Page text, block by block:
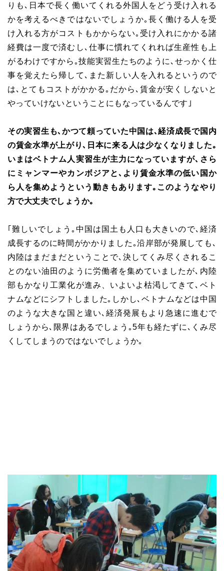
りも､日本で長く働いてくれる外国人をどう受け入れる
かを考えるべきではないでしょうか｡長く働ける人を受
け入れる方がコストもかからない｡受け入れにかかる諸
経費は一度で済むし､仕事に慣れてくれれば生産性も上
がるわけですから｡技能実習生たちのように､せっかく仕
事を覚えたら帰して､また新しい人を入れるというので
は､とてもコストがかかる｡だから､賃金が安くしないと
やっていけないということにもなっているんです｣
その実習生も､かつて頼っていた中国は､経済成長で国内
の賃金水準が上がり､日本に来る人は少なくなりました｡
いまはベトナム人実習生が主力になっていますが､さら
にミャンマーやカンボジアと､より賃金水準の低い国か
ら人を集めようという動きもあります｡このようなやり
方で大丈夫でしょうか｡
｢難しいでしょう｡中国は国土も人口も大きいので､経済
成長するのに時間がかかりました｡沿岸部が発展しても､
内陸はまだまだということで､決してくみ尽くされるこ
とのない油田のように労働者を集めていましたが､内陸
部もかなり工業化が進み、いよいよ枯渇してきて､ベト
ナムなどにシフトしました｡しかし､ベトナムなどは中国
のような大きな国と違い､経済発展もより急速に進むで
しょうから､限界はあるでしょう｡5年も経たずに､くみ尽
くしてしまうのではないでしょうか｡